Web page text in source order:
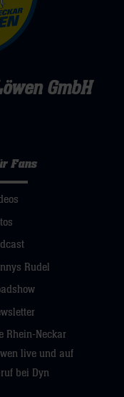
GmbH
Fans
Rudel
Rhein-Neckar
live und auf
bei Dyn